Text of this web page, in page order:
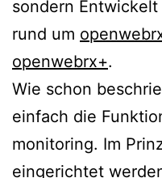
sondern Entwickelt
rund um
openwebrx+.
Wie schon
einfach die
monitoring. Im
eingerichtet